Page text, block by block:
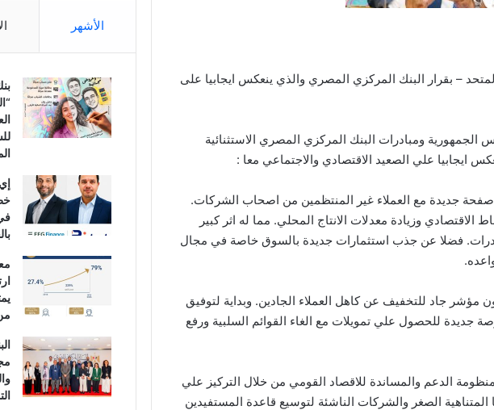
– بقرار البنك المركزي المصري والذي ينعكس ايجابيا على
الجمهورية ومبادرات البنك المركزي المصري الاستثنائية
ايجابيا علي الصعيد الاقتصادي والاجتماعي معا :
صفحة جديدة مع العملاء غير المنتظمين من اصحاب الشركات.
وزيادة معدلات الانتاج المحلي. مما له اثر كبير
فضلا عن جذب استثمارات جديدة بالسوق خاصة في مجال
مؤشر جاد للتخفيف عن كاهل العملاء الجادين. وبداية لتوفيق
للحصول علي تمويلات مع الغاء القوائم السلبية ورفع
الدعم والمساندة للاقصاد القومي من خلال التركيز علي
الصغر والشركات الناشئة لتوسيع قاعدة المستفيدين
الأشهر